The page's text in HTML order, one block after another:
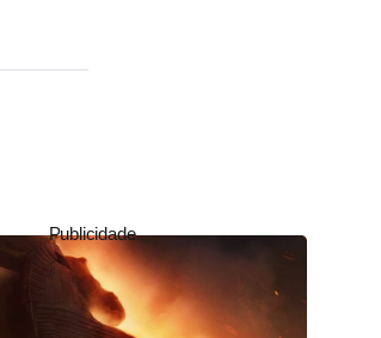
Publicidade